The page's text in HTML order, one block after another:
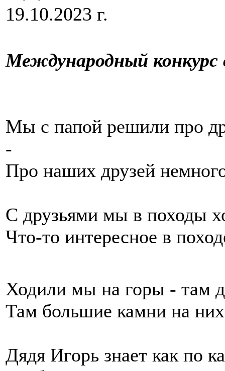
19.10.2023 г.
Международный
Мы с папой решили про
-
Про наших друзей немного
С друзьями мы в походы
Что-то интересное в
Ходили мы на горы - там
Там большие камни на
Дядя Игорь знает как по